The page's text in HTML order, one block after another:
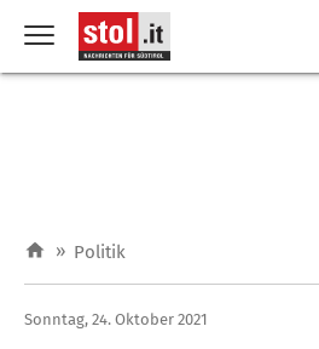
» Politik
Sonntag, 24. Oktober 2021